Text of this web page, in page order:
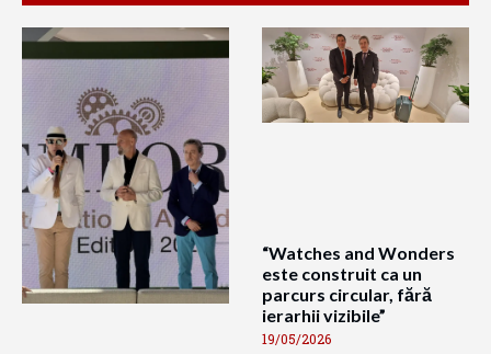
“Watches and Wonders
este construit ca un
parcurs circular, fără
ierarhii vizibile”
19/05/2026